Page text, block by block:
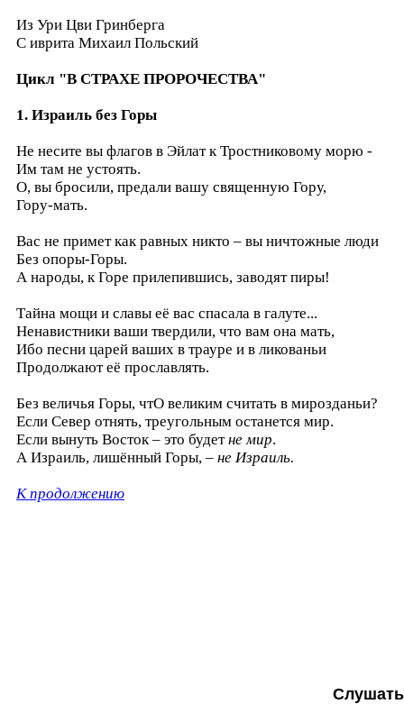
Из Ури Цви Гринберга
C иврита Михаил Польский
Цикл "В СТРАХЕ ПРОРОЧЕСТВА"
1. Израиль без Горы
Не несите вы флагов в Эйлат к Тростниковому морю -
Им там не устоять.
О, вы бросили, предали вашу священную Гору,
Гору-мать.
Вас не примет как равных никто – вы ничтожные люди
Без опоры-Горы.
А народы, к Горе прилепившись, заводят пиры!
Тайна мощи и славы её вас спасала в галуте...
Ненавистники ваши твердили, что вам она мать,
Ибо песни царей ваших в трауре и в ликованьи
Продолжают её прославлять.
Без величья Горы, чтО великим считать в мирозданьи?
Если Север отнять, треугольным останется мир.
Если вынуть Восток – это будетне мир.
А Израиль, лишённый Горы, – не Израиль.
К продолжению